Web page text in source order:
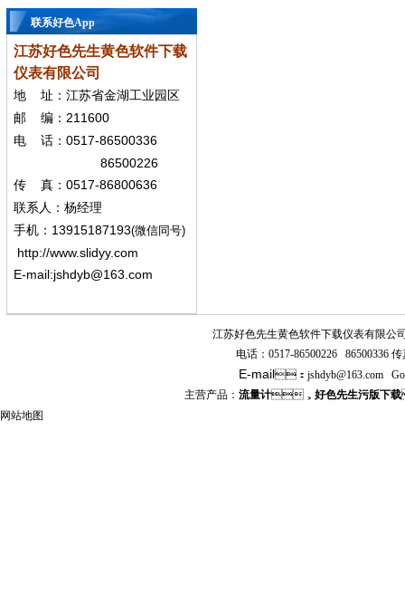
联系好色App
江苏好色先生黄色软件下载
仪表有限公司
地
址：江苏省金湖工业园区
邮
编： 211600
电 话： 0517-86500336
86500226
传 真： 0517-86800636
联系人：杨经理
手机 ： 13915187193(微信同号)
http://www.slidyy.com
E-mail:jshdyb@163.com
江苏好色先生黄色软件下载仪表有限公
电话： 0517-86500226 86500336 传
E-mail： jshdyb@163.com
主营产品： 流量计， 好色先生污版下载
网站地图